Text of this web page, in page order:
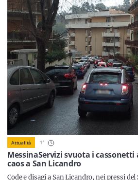
Politica
Cultura
Lavoro
Società
Economia
Sport
Sicilia
MessinaServizi svuota i
caos a San Licandro
Attualità 1'
Code e disagi a San Licandro, nei pressi